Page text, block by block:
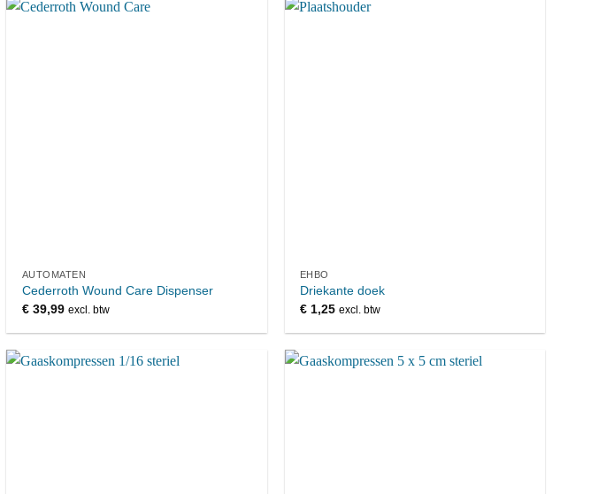
AUTOMATEN
Cederroth Wound Care Dispenser
€39,99 excl. btw
EHBO
Driekante doek
€1,25 excl. btw